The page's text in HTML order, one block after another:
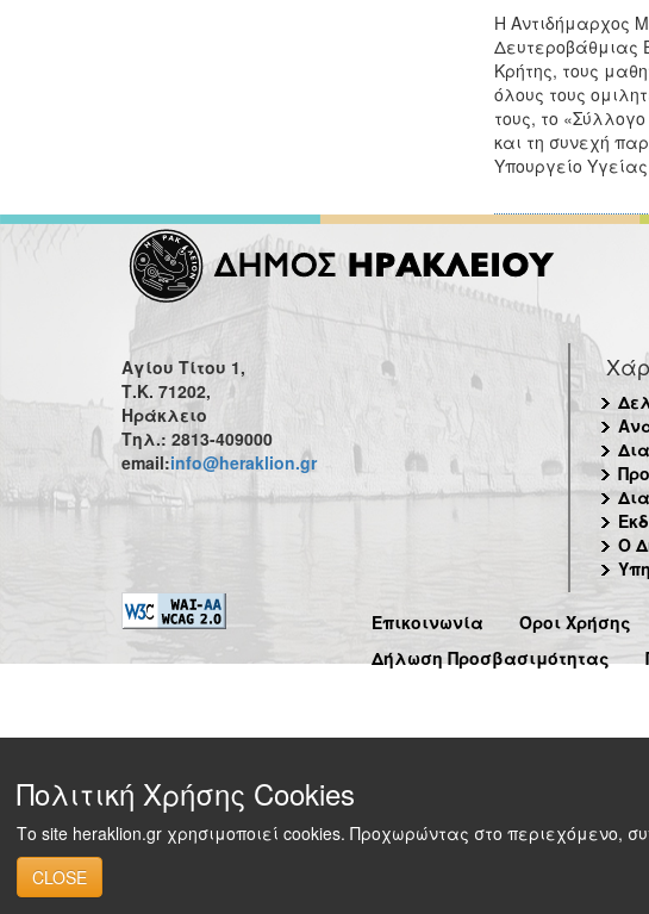
Η Αντιδήμαρχος
Δευτεροβάθμιας
Κρήτης, τους
όλους τους
τους, το
και τη συνεχή
Υπουργείο
Αγίου Τίτου 1,
Τ.Κ. 71202,
Ηράκλειο
Τηλ.: 2813-409000
email:info@heraklion.gr
Ο
Επικοινωνία
Όροι Χρήσης
Δήλωση Προσβασιμότητας
Πολιτική Χρήσης Cookies
Το site heraklion.gr χρησιμοποιεί cookies. Προχωρώντας στο περιεχόμενο,
CLOSE